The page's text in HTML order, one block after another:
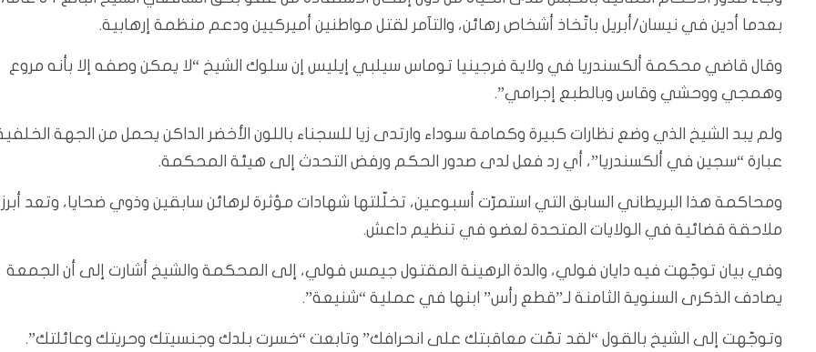
بعدما أدين في نيسان/أبريل باتّخاذ أشخاص رهائن، والتآمر لقتل مواطنين أميركيين ودعم منظمة إرهابية.
وقال قاضي محكمة ألكسندريا في ولاية فرجينيا توماس سيلبي إيليس إن سلوك الشيخ “لا يمكن وصفه إلا بأنه مروع
وهمجي ووحشي وقاس وبالطبع إجرامي”.
ولم يبد الشيخ الذي وضع نظارات كبيرة وكمامة سوداء وارتدى زيا للسجناء باللون الأخضر الداكن يحمل من الجهة
عبارة “سجين في ألكسندريا”، أي رد فعل لدى صدور الحكم ورفض التحدث إلى هيئة المحكمة.
ومحاكمة هذا البريطاني السابق التي استمرّت أسبوعين، تخلّلتها شهادات مؤثرة لرهائن سابقين وذوي ضحايا، وتعد أبرز
ملاحقة قضائية في الولايات المتحدة لعضو في تنظيم داعش.
وفي بيان توجّهت فيه دايان فولي، والدة الرهينة المقتول جيمس فولي، إلى المحكمة والشيخ أشارت إلى أن الجمعة
يصادف الذكرى السنوية الثامنة لـ”قطع رأس” ابنها في عملية “شنيعة”.
وتوجّهت إلى الشيخ بالقول “لقد تمّت معاقبتك على انحرافك” وتابعت “خسرت بلدك وجنسيتك وحريتك وعائلتك”.